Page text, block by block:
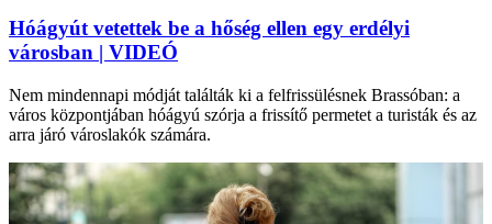
Hóágyút vetettek be a hőség ellen egy erdélyi
városban | VIDEÓ
Nem mindennapi módját találták ki a felfrissülésnek Brassóban: a
város központjában hóágyú szórja a frissítő permetet a turisták és az
arra járó városlakók számára.